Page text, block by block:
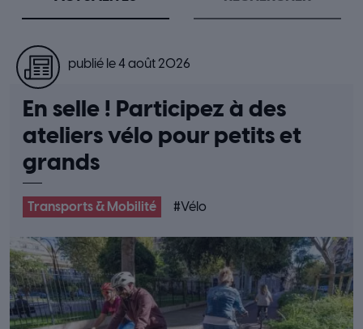
publié le 4 août 2026
En selle ! Participez à des
ateliers vélo pour petits et
grands
Transports & Mobilité #Vélo